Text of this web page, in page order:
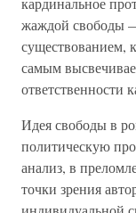
жаждой свободы
существованием,
самым
ответственности
Идея свободы в
политическую
анализ, в
точки зрения